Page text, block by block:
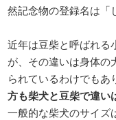
然記念物の登録名は「
近年は豆柴と呼ばれる
が、その違いは身体の
られているわけでもあ
方も柴犬と豆柴で違い
一般的な柴犬のサイズ